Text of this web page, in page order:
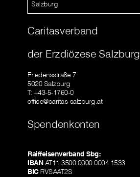
Salzburg
Caritasverband
der Erzdiözese Salzburg
Friedensstraße 7
5020 Salzburg
T: +43-5-1760-0
office@caritas-salzburg.at
Spendenkonten
Raiffeisenverband Sbg:
IBANAT11 3500 0000 0004 1533
BICRVSAAT2S